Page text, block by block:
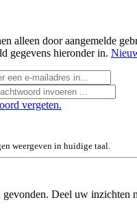
alleen door aangemelde
gegevens hieronder in.
vergeten.
weergeven in huidige taal.
Deel uw inzichten